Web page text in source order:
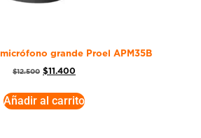
grande Proel APM35B
$12.500 $11.400
Añadir al carrito